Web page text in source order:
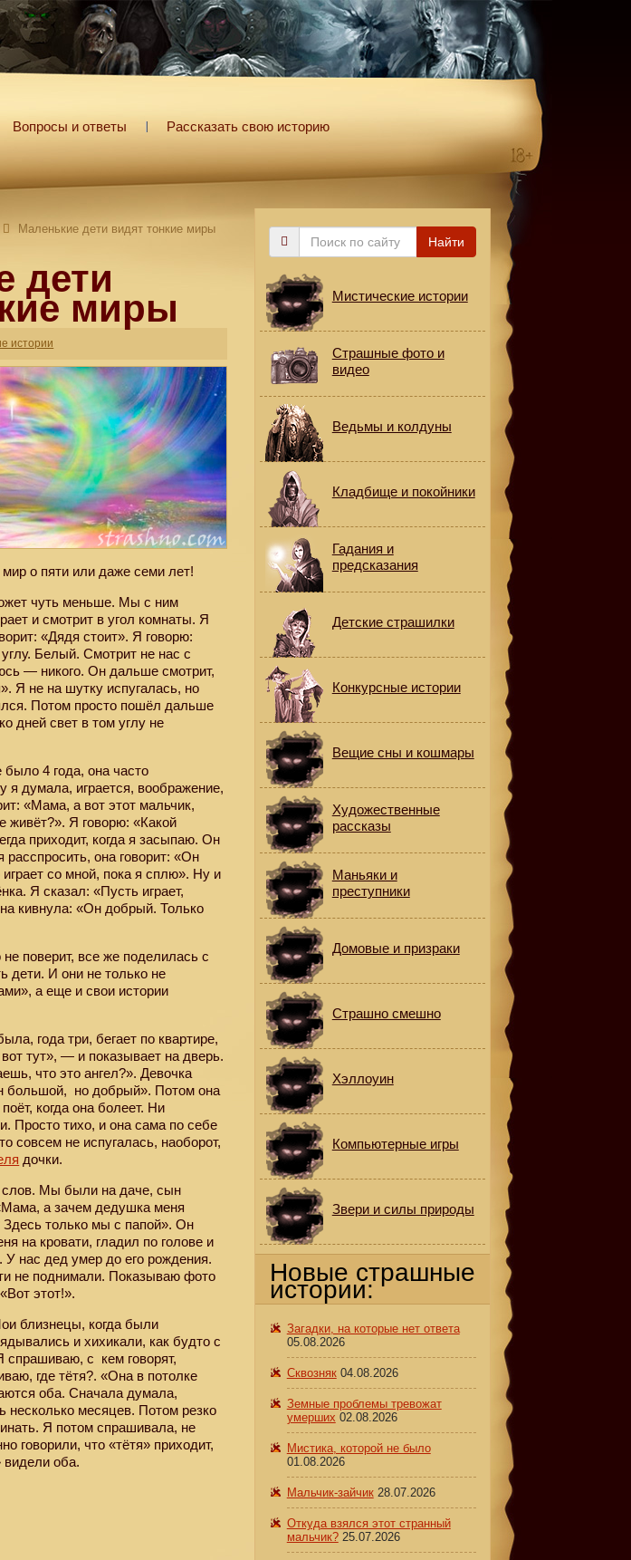
Вопросы и ответы Рассказать свою историю
Маленькие дети видят тонкие миры
дети
миры
истории
о пяти или даже семи лет!
чуть меньше. Мы с ним
и смотрит в угол комнаты. Я
«Дядя стоит». Я говорю:
Белый. Смотрит не нас с
— никого. Он дальше смотрит,
Я не на шутку испугалась, но
Потом просто пошёл дальше
дней свет в том углу не
4 года, она часто
я думала, играется, воображение,
«Мама, а вот этот мальчик,
живёт?». Я говорю: «Какой
приходит, когда я засыпаю. Он
она говорит: «Он
играет со мной, пока я сплю». Ну и
Я сказал: «Пусть играет,
кивнула: «Он добрый. Только
поверит, все же поделилась с
дети. И они не только не
а еще и свои истории
года три, бегает по квартире,
тут», — и показывает на дверь.
что это ангел?». Девочка
большой, но добрый». Потом она
когда она болеет. Ни
Просто тихо, и она сама по себе
совсем не испугалась, наоборот,
дочки.
слов. Мы были на даче, сын
а зачем дедушка меня
только мы с папой». Он
на кровати, гладил по голове и
У нас дед умер до его рождения.
не поднимали. Показываю фото
этот!».
близнецы, когда были
и хихикали, как будто с
спрашиваю, с кем говорят,
где тётя?. «Она в потолке
оба. Сначала думала,
несколько месяцев. Потом резко
Я потом спрашивала, не
говорили, что «тётя» приходит,
оба.
Поиск
Найти
Мистические истории
Страшные фото и
видео
Ведьмы и колдуны
Кладбище и покойники
Гадания и
предсказания
Детские страшилки
Конкурсные истории
Вещие сны и кошмары
Художественные
рассказы
Маньяки и
преступники
Домовые и призраки
Страшно смешно
Хэллоуин
Компьютерные игры
Звери и силы природы
Новые страшные
истории:
Загадки, на которые нет ответа
05.08.2026
Сквозняк 04.08.2026
Земные проблемы тревожат
умерших 02.08.2026
Мистика, которой не было
01.08.2026
Мальчик-зайчик 28.07.2026
Откуда взялся этот странный
мальчик? 25.07.2026